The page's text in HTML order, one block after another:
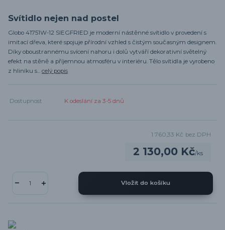
Svítidlo nejen nad postel
Globo 41751W-12 SIEGFRIED je moderní nástěnné svítidlo v provedení s
imitací dřeva, které spojuje přírodní vzhled s čistým současným designem.
Díky oboustrannému svícení nahoru i dolů vytváří dekorativní světelný
efekt na stěně a příjemnou atmosféru v interiéru. Tělo svítidla je vyrobeno
z hliníku s... celý popis
Dostupnost K odeslání za 3-5 dnů
2 130,00 Kč/ks
1 760,33 Kč bez DPH
Vložit do košíku